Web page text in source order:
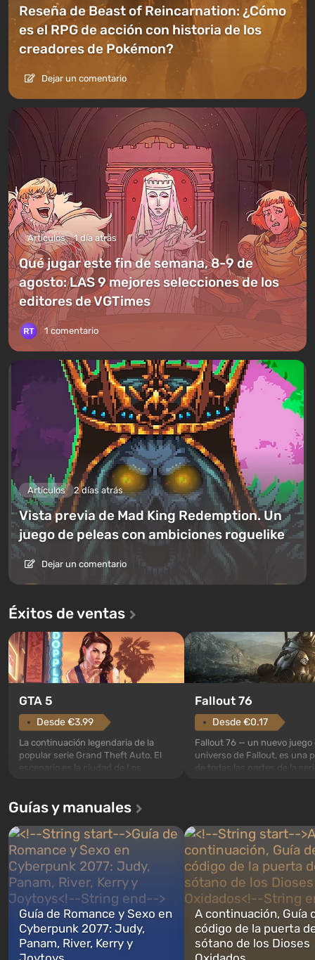
Reseña de Beast of Reincarnation: ¿Cómo
es el RPG de acción con historia de los
creadores de Pokémon?
Dejar un comentario
Artículos 1 día atrás
Qué jugar este fin de semana, 8-9 de
agosto: LAS 9 mejores selecciones de los
editores de VGTimes
1 comentario
Artículos 2 días atrás
Vista previa de Mad King Redemption. Un
juego de peleas con ambiciones roguelike
Dejar un comentario
Éxitos de ventas
GTA 5
Desde €3.99
La continuación legendaria de la
popular serie Grand Theft Auto. El
escenario es la ciudad de Los
Andreas . Por primera vez, el juego
narra la historia de tres personajes:
Michael, Trevor y Franklin, entre los
cuales podrás cambi...
Fallout 76
Desde €0.17
Fallout 76 — un nuevo juego
universo de Fallout, es una
de todas las partes de la
abrirse primero después de
caigan las bombas n...
Guías y manuales
Guía de Romance y Sexo en
Cyberpunk 2077: Judy,
Panam, River, Kerry y
A continuación, Guía
código de la puerta
sótano de los Dioses